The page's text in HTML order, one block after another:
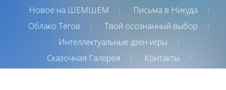
Новое на ШЕМШЕМ
Письма в Никуда
Облако Тегов
Твой осознанный выбор
Интеллектуальные дзен-игры
Сказочная Галерея
Контакты